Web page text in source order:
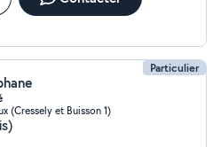
Particulier
(Cressely et Buisson 1)